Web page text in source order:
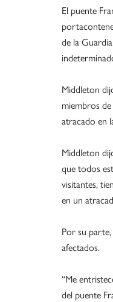
El puente
de la
Middleton
miembros
atracado en
Middleton
que todos
visitantes,
en un
Por su
afectados.
“Me
del puente